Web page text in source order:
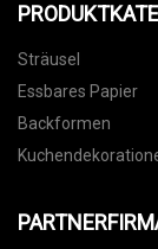
Sträusel
Essbares Papier
Backformen